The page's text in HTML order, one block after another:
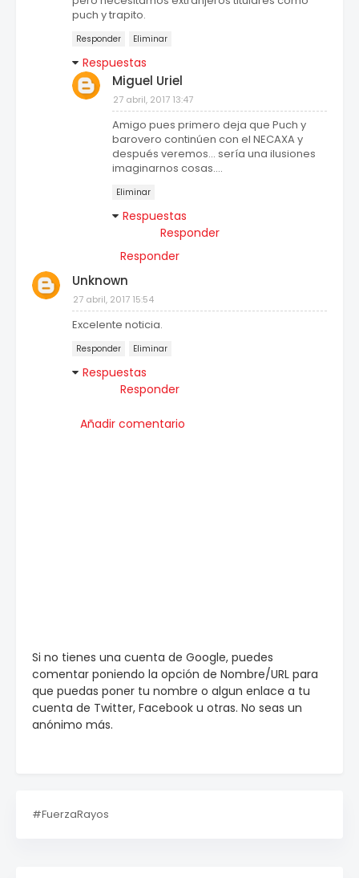
puch y trapito.
Responder Eliminar
Respuestas
Miguel Uriel
27 abril, 2017 13:47
Amigo pues primero deja que Puch y
barovero continúen con el NECAXA y
después veremos... sería una ilusiones
imaginarnos cosas....
Eliminar
Respuestas
Responder
Responder
Unknown
27 abril, 2017 15:54
Excelente noticia.
Responder Eliminar
Respuestas
Responder
Añadir comentario
Si no tienes una cuenta de Google, puedes
comentar poniendo la opción de Nombre/URL para
que puedas poner tu nombre o algun enlace a tu
cuenta de Twitter, Facebook u otras. No seas un
anónimo más.
#FuerzaRayos